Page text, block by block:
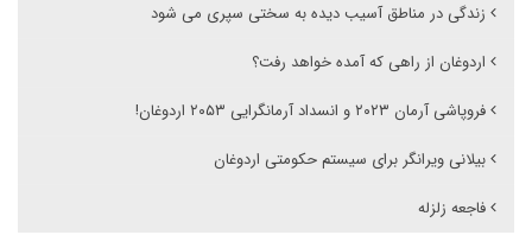
زندگی در مناطق آسیب دیده به سختی سپری می شود
اردوغان از راهی که آمده خواهد رفت؟
فروپاشی آرمان ۲۰۲۳ و انسداد آرمانگرایی ۲۰۵۳ اردوغان!
بیلانی ویرانگر برای سیستم حکومتی اردوغان
فاجعه زلزله